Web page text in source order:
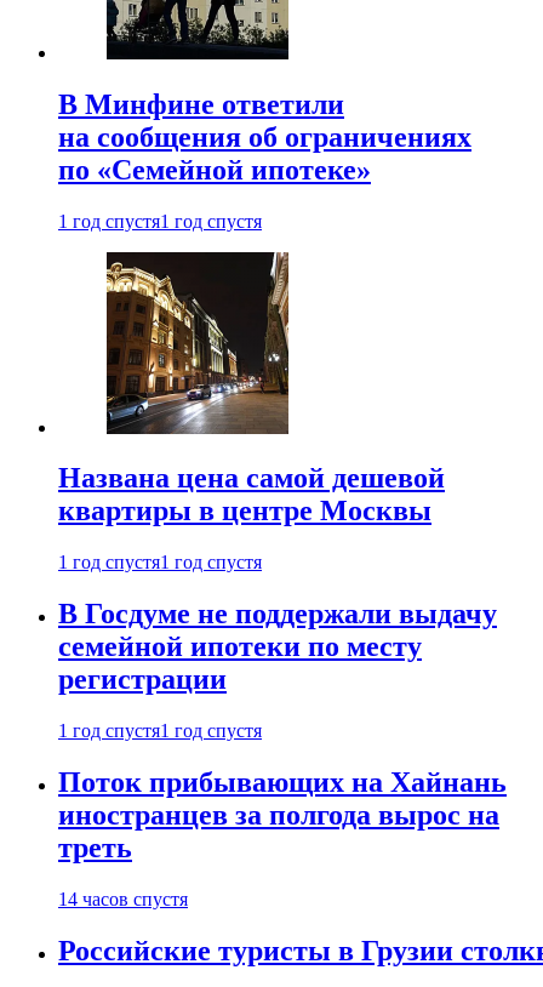
В Минфине ответили
на сообщения об ограничениях
по «Семейной ипотеке»
1 год спустя1 год спустя
Названа цена самой дешевой
квартиры в центре Москвы
1 год спустя1 год спустя
В Госдуме не поддержали выдачу
семейной ипотеки по месту
регистрации
1 год спустя1 год спустя
Поток прибывающих на Хайнань
иностранцев за полгода вырос на
треть
14 часов спустя
Российские туристы в Грузии